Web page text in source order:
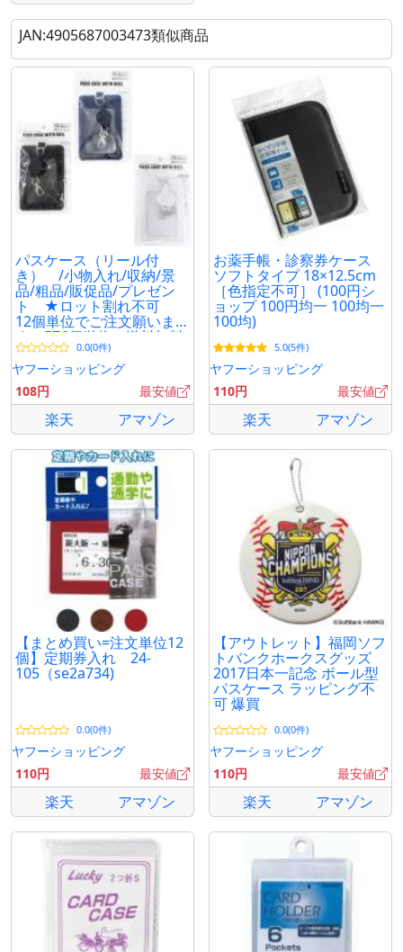
JAN:4905687003473類似商品
パスケース（リール付
き） /小物入れ/収納/景
品/粗品/販促品/プレゼン
ト ★ロット割れ不可
12個単位でご注文願いま
す 576個単位で送料無料
0.0(0件)
ヤフーショッピング
108円
最安値
楽天 アマゾン
お薬手帳・診察券ケース
ソフトタイプ 18×12.5cm
［色指定不可］ (100円シ
ョップ 100円均一 100均一
100均)
5.0(5件)
ヤフーショッピング
110円
最安値
楽天 アマゾン
【まとめ買い=注文単位12
個】定期券入れ 24-
105（se2a734)
0.0(0件)
ヤフーショッピング
110円
最安値
楽天 アマゾン
【アウトレット】福岡ソフ
トバンクホークスグッズ
2017日本一記念 ボール型
パスケース ラッピング不
可 爆買
0.0(0件)
ヤフーショッピング
110円
最安値
楽天 アマゾン